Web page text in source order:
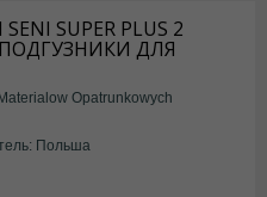
SUPER PLUS 2
ПОДГУЗНИКИ ДЛЯ
Opatrunkowych
Польша